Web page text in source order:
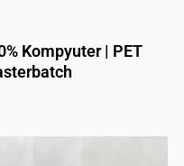
Kompyuter | PET